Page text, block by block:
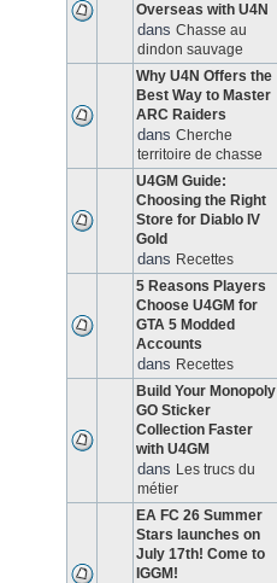
Overseas with U4N
dans Chasse au
dindon sauvage
Why U4N Offers the
Best Way to Master
ARC Raiders
dans Cherche
territoire de chasse
U4GM Guide:
Choosing the Right
Store for Diablo IV
Gold
dans Recettes
5 Reasons Players
Choose U4GM for
GTA 5 Modded
Accounts
dans Recettes
Build Your Monopoly
GO Sticker
Collection Faster
with U4GM
dans Les trucs du
métier
EA FC 26 Summer
Stars launches on
July 17th! Come to
IGGM!